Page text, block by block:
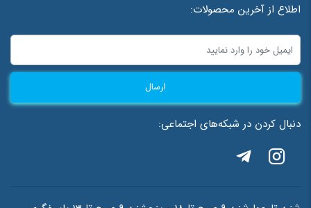
اطلاع از آخرین محصولات:
ارسال
دنبال کردن در شبکه‌های اجتماعی: